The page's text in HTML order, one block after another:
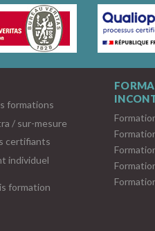
formations
/ sur-mesure
certifiants
individuel
formation